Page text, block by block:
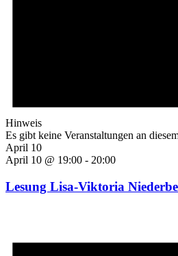
Hinweis
Es gibt keine Veranstaltungen an
April 10
April 10 @ 19:00 - 20:00
Lesung Lisa-Viktoria